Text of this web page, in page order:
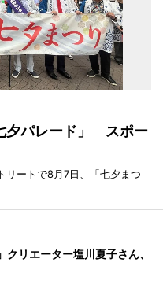
夕パレード」 スポー
リートで8月7日、「七夕まつ
クリエーター塩川夏子さん、